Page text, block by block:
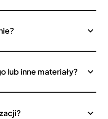
lub inne materiały?